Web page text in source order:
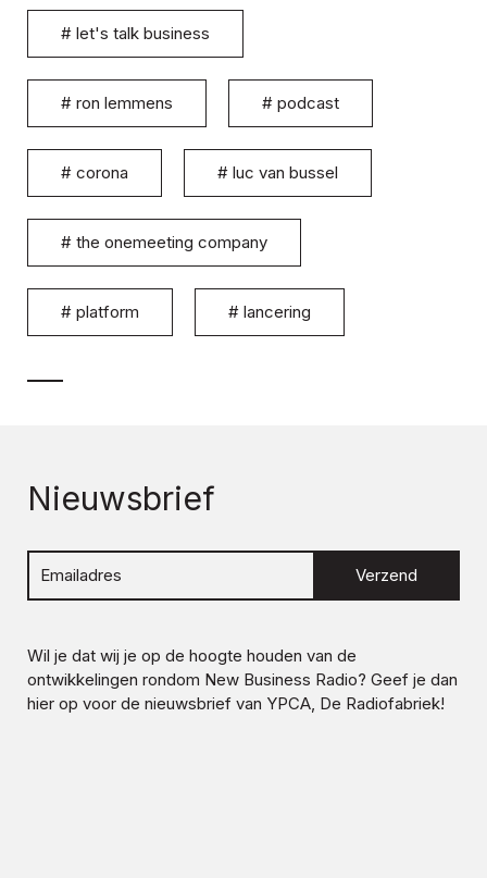
# let's talk business
# ron lemmens # podcast
# corona # luc van bussel
# the onemeeting company
# platform # lancering
Nieuwsbrief
Verzend
Wil je dat wij je op de hoogte houden van de
ontwikkelingen rondom New Business Radio? Geef je dan
hier op voor de nieuwsbrief van YPCA, De Radiofabriek!